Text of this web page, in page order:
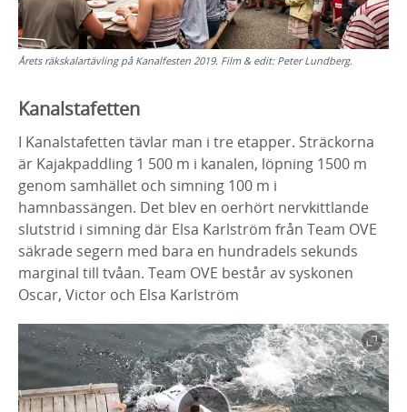
Årets räkskalartävling på Kanalfesten 2019. Film & edit: Peter Lundberg.
Kanalstafetten
I Kanalstafetten tävlar man i tre etapper. Sträckorna
är Kajakpaddling 1 500 m i kanalen, löpning 1500 m
genom samhället och simning 100 m i
hamnbassängen. Det blev en oerhört nervkittlande
slutstrid i simning där Elsa Karlström från Team OVE
säkrade segern med bara en hundradels sekunds
marginal till tvåan. Team OVE består av syskonen
Oscar, Victor och Elsa Karlström